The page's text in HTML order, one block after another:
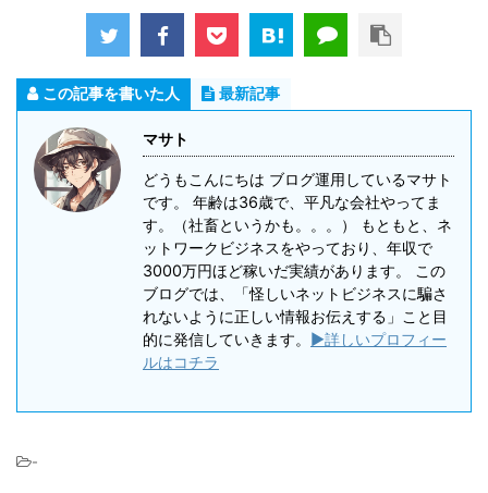
この記事を書いた人 最新記事
マサト
どうもこんにちは ブログ運用しているマサト
です。 年齢は36歳で、平凡な会社やってま
す。（社畜というかも。。。） もともと、ネ
ットワークビジネスをやっており、年収で
3000万円ほど稼いだ実績があります。 この
ブログでは、「怪しいネットビジネスに騙さ
れないように正しい情報お伝えする」こと目
的に発信していきます。 ▶詳しいプロフィー
ルはコチラ
-